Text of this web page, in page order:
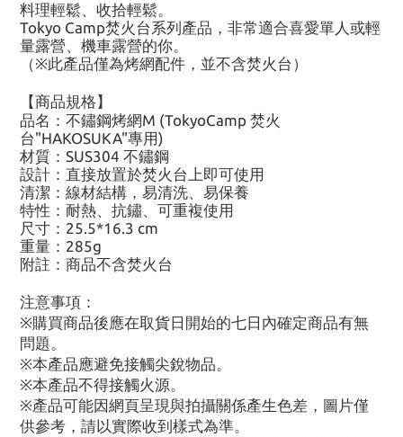
料理輕鬆、收拾輕鬆。
Tokyo Camp焚火台系列產品，非常適合喜愛單人或輕
量露營、機車露營的你。
（※此產品僅為烤網配件，並不含焚火台）
【商品規格】
品名：不鏽鋼烤網M (TokyoCamp 焚火
台"HAKOSUKA"專用)
材質：SUS304 不鏽鋼
設計：直接放置於焚火台上即可使用
清潔：線材結構，易清洗、易保養
特性：耐熱、抗鏽、可重複使用
尺寸：25.5*16.3 cm
重量：285g
附註：商品不含焚火台
注意事項：
※購買商品後應在取貨日開始的七日內確定商品有無
問題。
※本產品應避免接觸尖銳物品。
※本產品不得接觸火源。
※產品可能因網頁呈現與拍攝關係產生色差，圖片僅
供參考，請以實際收到樣式為準。